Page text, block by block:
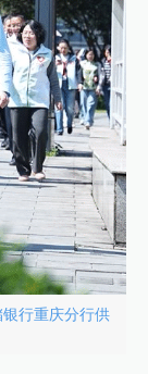
行重庆分行供